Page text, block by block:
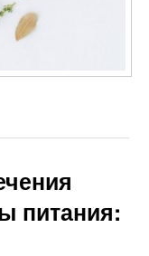
питания: